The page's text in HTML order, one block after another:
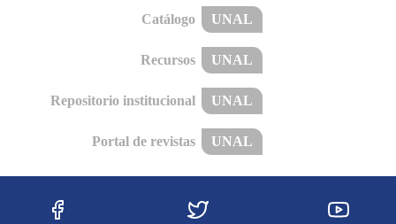
Catálogo UNAL
Recursos UNAL
Repositorio institucional UNAL
Portal de revistas UNAL